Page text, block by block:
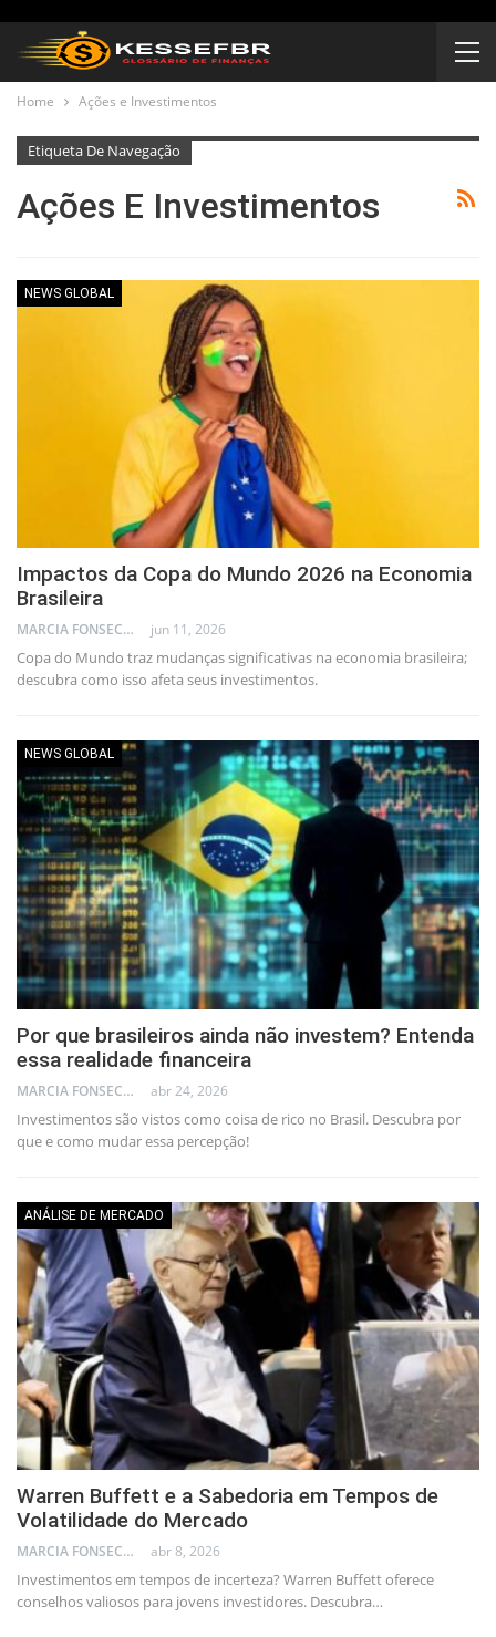
Home Ações e Investimentos
Etiqueta De Navegação
Ações E Investimentos
NEWS GLOBAL
Impactos da Copa do Mundo 2026 na Economia
Brasileira
MARCIA FONSECA - FINANCIAL CONSULTANT jun 11, 2026
Copa do Mundo traz mudanças significativas na economia brasileira;
descubra como isso afeta seus investimentos.
NEWS GLOBAL
Por que brasileiros ainda não investem? Entenda
essa realidade financeira
MARCIA FONSECA - FINANCIAL CONSULTANT abr 24, 2026
Investimentos são vistos como coisa de rico no Brasil. Descubra por
que e como mudar essa percepção!
ANÁLISE DE MERCADO
Warren Buffett e a Sabedoria em Tempos de
Volatilidade do Mercado
MARCIA FONSECA - FINANCIAL CONSULTANT abr 8, 2026
Investimentos em tempos de incerteza? Warren Buffett oferece
conselhos valiosos para jovens investidores. Descubra…